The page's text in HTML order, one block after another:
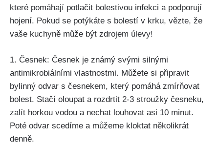
které ​pomáhají potlačit bolestivou infekci a ​podporují
‌hojení. ⁢Pokud se potýkáte s⁤ bolestí v krku, vězte, že‍
vaše kuchyně může být zdrojem úlevy!
1. Česnek: Česnek je⁢ známý svými silnými
antimikrobiálními⁢ vlastnostmi. Můžete ⁤si připravit
‍bylinný ⁢odvar s česnekem, který⁣ pomáhá zmírňovat
bolest. Stačí oloupat​ a⁣ rozdrtit 2-3 ⁣stroužky ⁢česneku,
⁤zalít horkou vodou a⁣ nechat ‍louhovat asi 10​ minut.​
Poté odvar scedíme a můžeme kloktat několikrát
⁤denně.